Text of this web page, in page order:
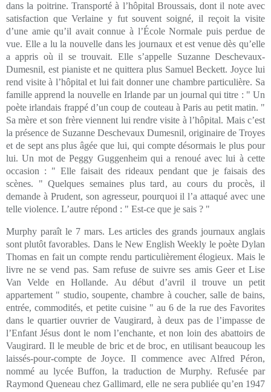
dans la poitrine. Transporté à l’hôpital Broussais, dont il note avec
satisfaction que Verlaine y fut souvent soigné, il reçoit la visite
d’une amie qu’il avait connue à l’École Normale puis perdue de
vue. Elle a lu la nouvelle dans les journaux et est venue dès qu’elle
a appris où il se trouvait. Elle s’appelle Suzanne Deschevaux-
Dumesnil, est pianiste et ne quittera plus Samuel Beckett. Joyce lui
rend visite à l’hôpital et lui fait donner une chambre particulière. Sa
famille apprend la nouvelle en Irlande par un journal qui titre : " Un
poète irlandais frappé d’un coup de couteau à Paris au petit matin. "
Sa mère et son frère viennent lui rendre visite à l’hôpital. Mais c’est
la présence de Suzanne Deschevaux Dumesnil, originaire de Troyes
et de sept ans plus âgée que lui, qui compte désormais le plus pour
lui. Un mot de Peggy Guggenheim qui a renoué avec lui à cette
occasion : " Elle faisait des rideaux pendant que je faisais des
scènes. " Quelques semaines plus tard, au cours du procès, il
demande à Prudent, son agresseur, pourquoi il l’a attaqué avec une
telle violence. L’autre répond : " Est-ce que je sais ? "
Murphy paraît le 7 mars. Les articles des grands journaux anglais
sont plutôt favorables. Dans le New English Weekly le poète Dylan
Thomas en fait un compte rendu particulièrement élogieux. Mais le
livre ne se vend pas. Sam refuse de suivre ses amis Geer et Lise
Van Velde en Hollande. Au début d’avril il trouve un petit
appartement " studio, soupente, chambre à coucher, salle de bains,
entrée, commodités, et petite cuisine " au 6 de la rue des Favorites
dans le quartier ouvrier de Vaugirard, à deux pas de l’impasse de
l’Enfant Jésus dont le nom l’enchante, et non loin des abattoirs de
Vaugirard. Il le meuble de bric et de broc, en utilisant beaucoup les
laissés-pour-compte de Joyce. Il commence avec Alfred Péron,
nommé au lycée Buffon, la traduction de Murphy. Refusée par
Raymond Queneau chez Gallimard, elle ne sera publiée qu’en 1947